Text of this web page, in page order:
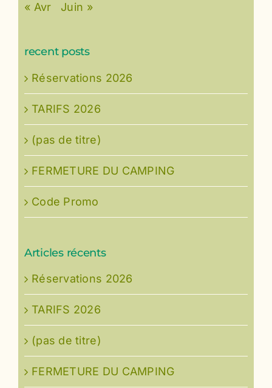
« Avr
Juin »
recent posts
Réservations 2026
TARIFS 2026
(pas de titre)
FERMETURE DU CAMPING
Code Promo
Articles récents
Réservations 2026
TARIFS 2026
(pas de titre)
FERMETURE DU CAMPING